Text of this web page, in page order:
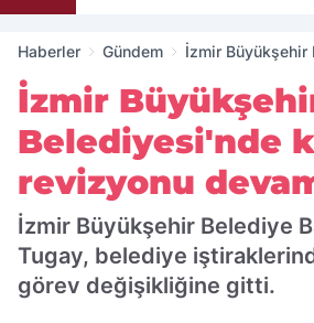
Haberler Gündem
İzmir
İzmir
Belediyesi'nde
revizyonu
İzmir Büyükşehir Belediye
Tugay, belediye
görev değişikliğine gitti.